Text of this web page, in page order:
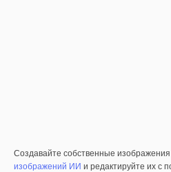
Создавайте собственные
изображений ИИ и редактируйте их с